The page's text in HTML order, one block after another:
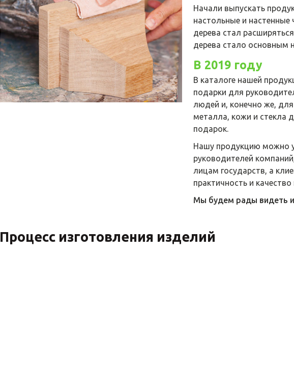
Начали выпускать
настольные и настенные
дерева стал
дерева стало основным
В 2019 году
В каталоге нашей
подарки для
людей и, конечно же, для
металла, кожи и стекла
подарок.
Нашу продукцию можно
руководителей
лицам государств, а
практичность и
Мы будем рады видеть и
Процесс изготовления изделий